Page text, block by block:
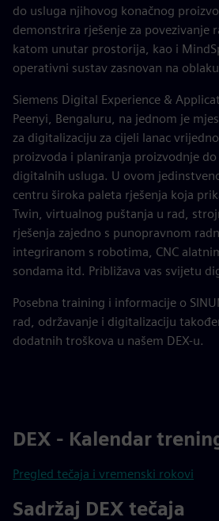
do usluga njihovog konačnog
demonstrira rješenje za povezivanje
katom unutar prostorija, kao i
operativni sustav zasnovan na
Siemens Digital Experience &
Peenyi, Bengaluru, na jednom je
za digitalizaciju za cijeli lanac
proizvoda i planiranja proizvodnje
digitalnih usluga. U ovom
centru široka paleta rješenja koja
Twin, virtualnog puštanja u rad,
rješenja zajedno s punopravnom
integriranom s robotima, CNC
sondama itd. Približava vas svijetu
Posebna training i informacije o
rad, održavanje i digitalizaciju
dodatnih troškova u našem DEX-u.
DEX - Kalendar
Pregled tečaja i vremenski rokovi
Sadržaj DEX tečaja